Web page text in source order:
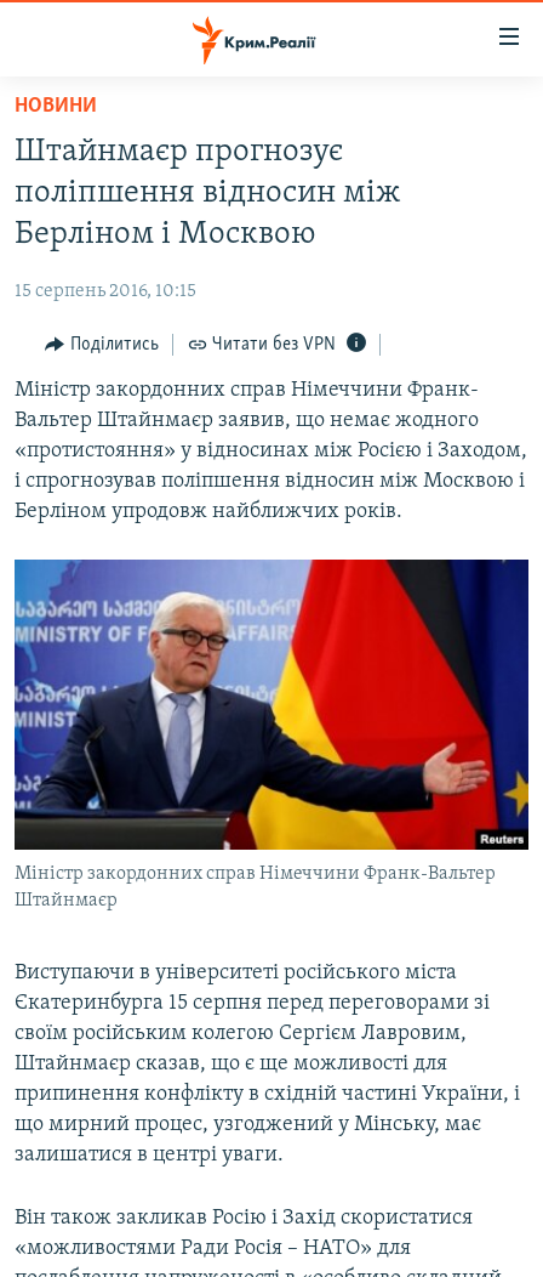
Перейти
основного
матеріалу
Перейти
до
основної
навігації
Перейти
пошуку
ВІДЕО ТА ФОТО
БЛОГИ
ПОГЛЯД
ІНТЕРВ'Ю
ВСЕ ЗА ДЕНЬ
СПЕЦПРОЕКТИ
ДЕПОРТАЦІЯ
ВІДЕОУРОКИ «ELIFBE»
СВІДЧЕННЯ ОКУПАЦІЇ
УКРАЇНСЬКА ПРОБЛЕМА КРИМУ
ІНФОГРАФІКА
ЯК ОБІЙТИ БЛОКУВАННЯ
Русский
Qırımtatar
ДОЛУЧАЙСЯ!
Усі сайти RFE/RL
НОВИНИ
Штайнмаєр прогнозує
поліпшення відносин між
Берліном і Москвою
15 серпень 2016, 10:15
Поділитись Читати без VPN
Міністр закордонних справ Німеччини Франк-
Вальтер Штайнмаєр заявив, що немає жодного
«протистояння» у відносинах між Росією і Заходом,
і спрогнозував поліпшення відносин між Москвою і
Берліном упродовж найближчих років.
Міністр закордонних справ Німеччини Франк-Вальтер
Штайнмаєр
Виступаючи в університеті російського міста
Єкатеринбурга 15 серпня перед переговорами зі
своїм російським колегою Сергієм Лавровим,
Штайнмаєр сказав, що є ще можливості для
припинення конфлікту в східній частині України, і
що мирний процес, узгоджений у Мінську, має
залишатися в центрі уваги.
Він також закликав Росію і Захід скористатися
«можливостями Ради Росія – НАТО» для